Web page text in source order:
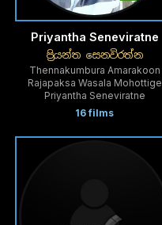
Priyantha Seneviratne
ප්‍රියන්ත සෙනවිරත්න
Thennakumbura Amarakoon
Rajapaksa Wasala Mohottige
Priyantha Seneviratne
16 films